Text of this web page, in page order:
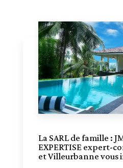
La SARL de famille :
EXPERTISE expert-
et Villeurbanne vous